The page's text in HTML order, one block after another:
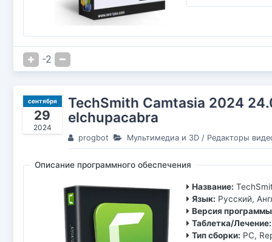
-2
сентября
29
2024
TechSmith Camtasia 2024
elchupacabra
progbot Мультимедиа и 3D/ Редакторы
Описание программного обеспечения
Название:
Язык: Русский,
Версия
Таблетка/Лечение:
Тип сборки: PC,